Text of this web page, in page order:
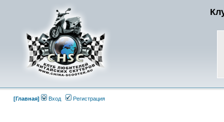
[Главная] Вход Регистрация